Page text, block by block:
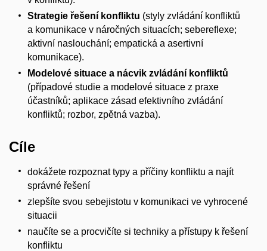
Strategie řešení konfliktu (styly zvládání konfliktů
a komunikace v náročných situacích; sebereflexe;
aktivní naslouchání; empatická a asertivní
komunikace).
Modelové situace a nácvik zvládání konfliktů
(případové studie a modelové situace z praxe
účastníků; aplikace zásad efektivního zvládání
konfliktů; rozbor, zpětná vazba).
Cíle
dokážete rozpoznat typy a příčiny konfliktu a najít
správné řešení
zlepšíte svou sebejistotu v komunikaci ve vyhrocené
situacii
naučíte se a procvičíte si techniky a přístupy k řešení
konfliktu